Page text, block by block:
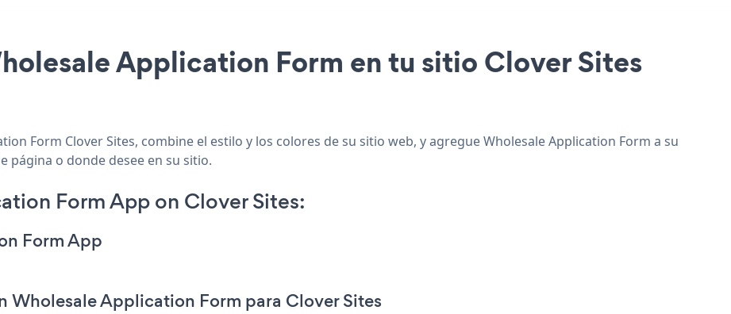
Application Form en tu sitio Clover Sites
Form Clover Sites, combine el estilo y los colores de su sitio web, y agregue Wholesale Application Form a su
página o donde desee en su sitio.
Form App on Clover Sites:
Form App
Application Form para Clover Sites